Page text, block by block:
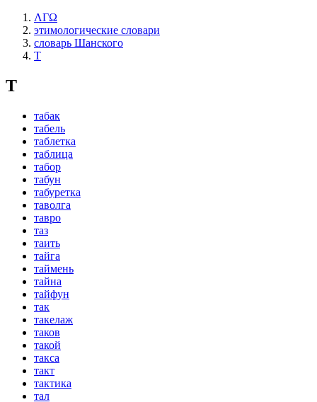
ΛΓΩ
этимологические словари
словарь Шанского
Т
Т
табак
табель
таблетка
таблица
табор
табун
табуретка
таволга
тавро
таз
таить
тайга
таймень
тайна
тайфун
так
такелаж
таков
такой
такса
такт
тактика
тал